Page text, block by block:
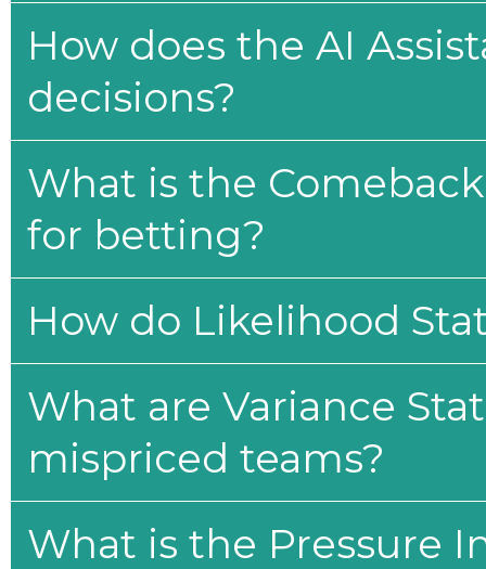
How does the AI
decisions?
What is the
for betting?
How do Likelihood
What are Variance
mispriced teams?
What is the Pressure